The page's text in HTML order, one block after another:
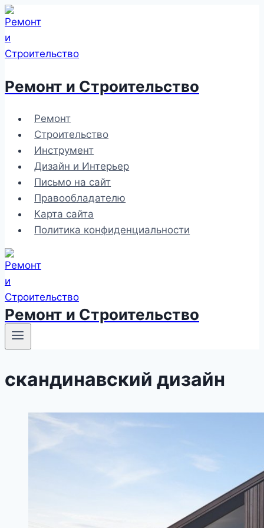
Перейти
к
содержимому
Ремонт и Строительство
Ремонт
Строительство
Инструмент
Дизайн и Интерьер
Письмо на сайт
Правообладателю
Карта сайта
Политика конфиденциальности
Ремонт и Строительство
скандинавский дизайн